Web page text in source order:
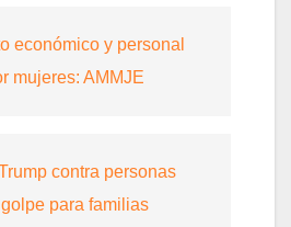
económico y personal
mujeres: AMMJE
contra personas
para familias